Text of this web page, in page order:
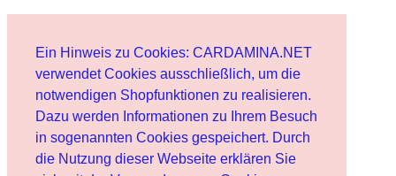
Ein Hinweis zu Cookies: CARDAMINA.NET
verwendet Cookies ausschließlich, um die
notwendigen Shopfunktionen zu realisieren.
Dazu werden Informationen zu Ihrem Besuch
in sogenannten Cookies gespeichert. Durch
die Nutzung dieser Webseite erklären Sie
Benutzer
Newsletter